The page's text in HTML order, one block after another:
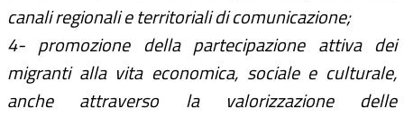
canali regionali e territoriali di comunicazione;
4- promozione della partecipazione attiva dei
migranti alla vita economica, sociale e culturale,
anche attraverso la valorizzazione delle